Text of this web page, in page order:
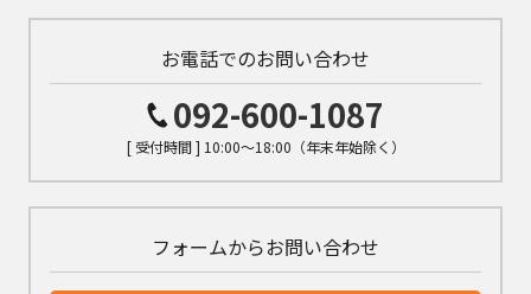
お電話でのお問い合わせ
092-600-1087
[ 受付時間 ] 10:00～18:00（年末年始除く）
フォームからお問い合わせ